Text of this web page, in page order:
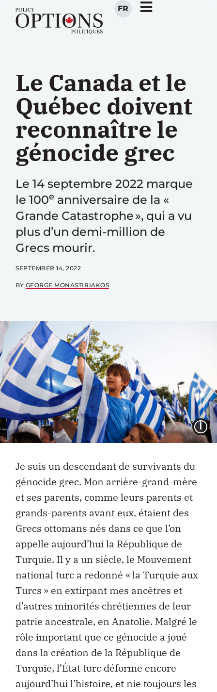
FR
Le Canada et le
Québec doivent
reconnaître le
génocide grec
Le 14 septembre 2022 marque
le 100e anniversaire de la «
Grande Catastrophe », qui a vu
plus d’un demi-million de
Grecs mourir.
SEPTEMBER 14, 2022
BY GEORGE MONASTIRIAKOS
Je suis un descendant de survivants du
génocide grec. Mon arrière-grand-mère
et ses parents, comme leurs parents et
grands-parents avant eux, étaient des
Grecs ottomans nés dans ce que l’on
appelle aujourd’hui la République de
Turquie. Il y a un siècle, le Mouvement
national turc a redonné « la Turquie aux
Turcs » en extirpant mes ancêtres et
d’autres minorités chrétiennes de leur
patrie ancestrale, en Anatolie. Malgré le
rôle important que ce génocide a joué
dans la création de la République de
Turquie, l’État turc déforme encore
aujourd’hui l’histoire, et nie toujours les